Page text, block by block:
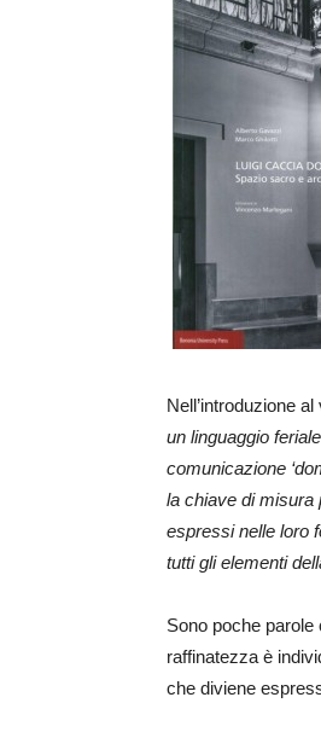
Nell’introduzione
un linguaggio
comunicazione
la chiave di misura
espressi nelle loro
tutti gli elementi
Sono poche
raffinatezza è
che diviene